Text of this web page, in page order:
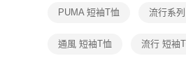
PUMA 短袖T恤 流行系
通風 短袖T恤 流行 短袖